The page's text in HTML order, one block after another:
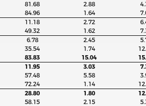
81.68 2.88
84.96 1.64
11.18 2.72
49.32 1.62
6.78 2.45
35.54 1.74
83.83 15.04
11.95 3.03
57.48 5.58
72.24 1.14
28.80 1.80
58.15 2.15